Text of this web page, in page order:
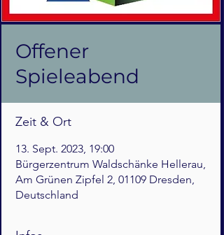
Offener
Spieleabend
Zeit & Ort
13. Sept. 2023, 19:00
Bürgerzentrum Waldschänke Hellerau,
Am Grünen Zipfel 2, 01109 Dresden,
Deutschland